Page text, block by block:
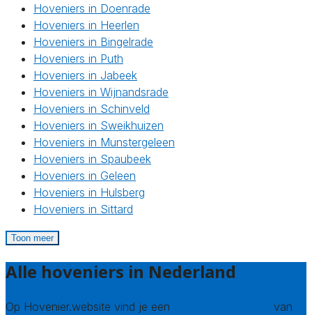
Hoveniers in Doenrade
Hoveniers in Heerlen
Hoveniers in Bingelrade
Hoveniers in Puth
Hoveniers in Jabeek
Hoveniers in Wijnandsrade
Hoveniers in Schinveld
Hoveniers in Sweikhuizen
Hoveniers in Munstergeleen
Hoveniers in Spaubeek
Hoveniers in Geleen
Hoveniers in Hulsberg
Hoveniers in Sittard
Toon meer
Alle hoveniers in Nederland
Op Hovenier.website vind je een
van